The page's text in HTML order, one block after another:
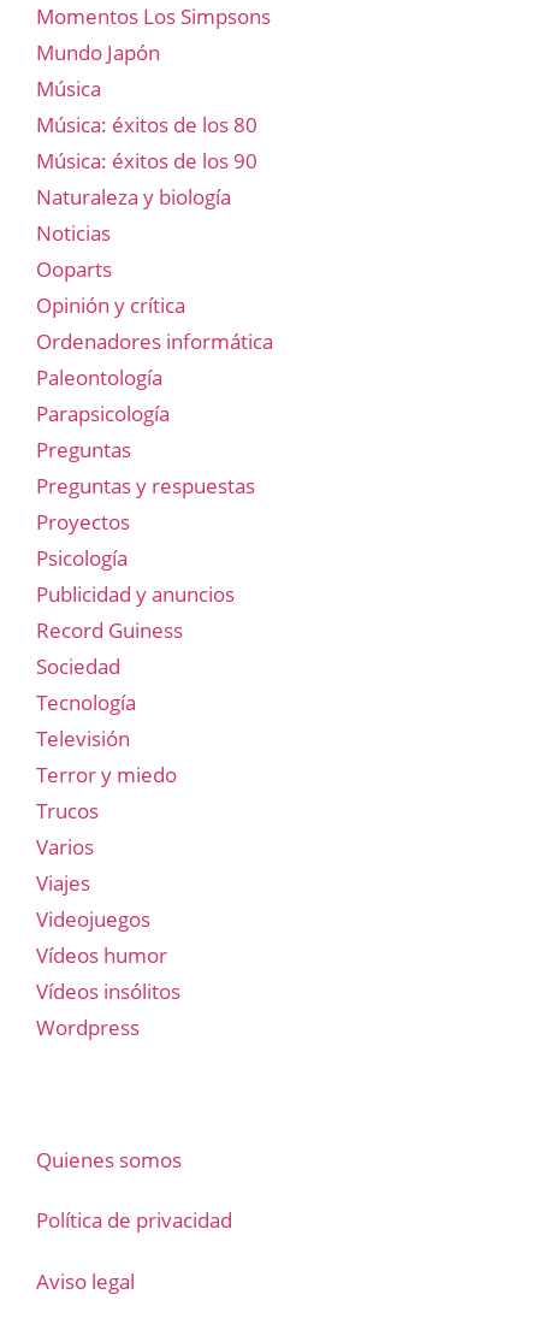
Momentos Los Simpsons
Mundo Japón
Música
Música: éxitos de los 80
Música: éxitos de los 90
Naturaleza y biología
Noticias
Ooparts
Opinión y crítica
Ordenadores informática
Paleontología
Parapsicología
Preguntas
Preguntas y respuestas
Proyectos
Psicología
Publicidad y anuncios
Record Guiness
Sociedad
Tecnología
Televisión
Terror y miedo
Trucos
Varios
Viajes
Videojuegos
Vídeos humor
Vídeos insólitos
Wordpress
Quienes somos
Política de privacidad
Aviso legal